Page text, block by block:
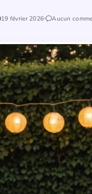
19 février 2026 Aucun